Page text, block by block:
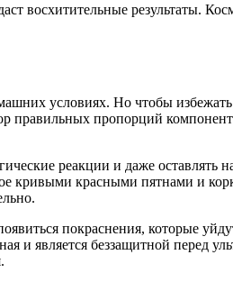
восхитительные результаты.
условиях. Но чтобы
правильных пропорций
реакции и даже оставлять
кривыми красными пятнами и
покраснения, которые
и является беззащитной перед